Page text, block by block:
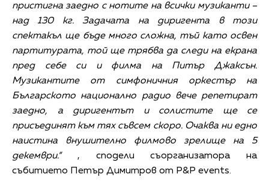
пристигна заедно с нотите на всички музиканти –
над 130 кг. Задачата на диригента в този
спектакъл ще бъде много сложна, тъй като освен
партитурата, той ще трябва да следи на екрана
пред себе си и филма на Питър Джаксън.
Музикантите от симфоничния оркестър на
Българското национално радио вече репетират
заедно, а диригентът и солистите ще се
присъединят към тях съвсем скоро. Очаква ни едно
наистина внушително филмово зрелище на 5
декември.“, сподели съорганизатора на
събитието Петър Димитров от P&P events.